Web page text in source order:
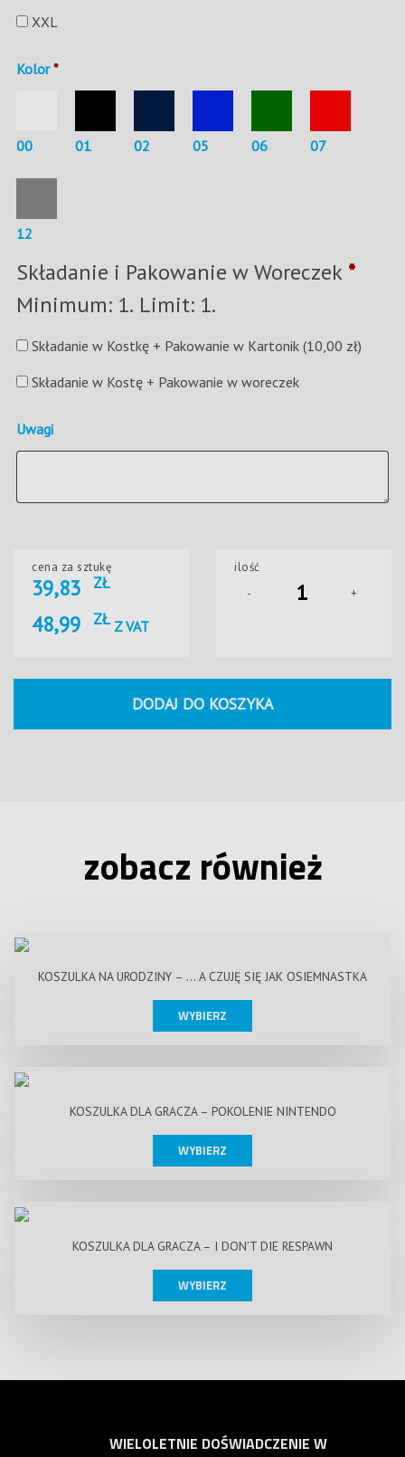
XXL
Kolor*
00 01 02 05 06 07
12
Składanie i Pakowanie w Woreczek *
Minimum: 1. Limit: 1.
Składanie w Kostkę + Pakowanie w Kartonik (10,00 zł)
Składanie w Kostę + Pakowanie w woreczek
Uwagi
cena za sztukę
39,83 ZŁ
48,99 ZŁ Z VAT
ilość
-
+
DODAJ DO KOSZYKA
zobacz również
KOSZULKA NA URODZINY – … A CZUJĘ SIĘ JAK OSIEMNASTKA
WYBIERZ
KOSZULKA DLA GRACZA – POKOLENIE NINTENDO
WYBIERZ
KOSZULKA DLA GRACZA – I DON’T DIE RESPAWN
WYBIERZ
WIELOLETNIE DOŚWIADCZENIE W